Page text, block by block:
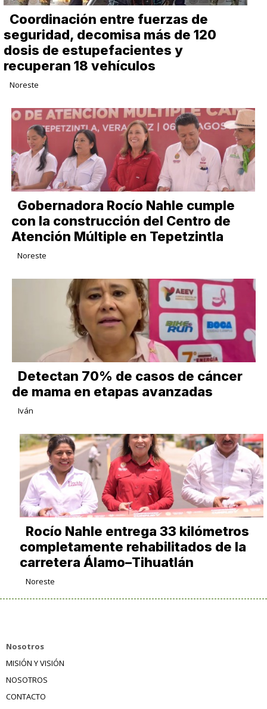
Coordinación entre fuerzas de
seguridad, decomisa más de 120
dosis de estupefacientes y
recuperan 18 vehículos
Noreste
Gobernadora Rocío Nahle cumple
con la construcción del Centro de
Atención Múltiple en Tepetzintla
Noreste
Detectan 70% de casos de cáncer
de mama en etapas avanzadas
Iván
Rocío Nahle entrega 33 kilómetros
completamente rehabilitados de la
carretera Álamo–Tihuatlán
Noreste
Nosotros
MISIÓN Y VISIÓN
NOSOTROS
CONTACTO